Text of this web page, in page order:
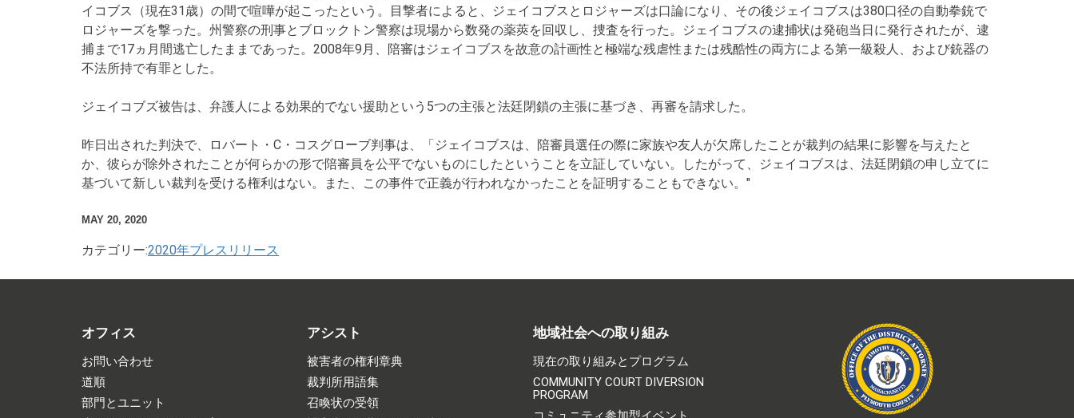
イコブス（現在31歳）の間で喧嘩が起こったという。目撃者によると、ジェイコブスとロジャーズは口論になり、その後ジェイコブスは380口径の自動拳銃で
ロジャーズを撃った。州警察の刑事とブロックトン警察は現場から数発の薬莢を回収し、捜査を行った。ジェイコブスの逮捕状は発砲当日に発行されたが、逮
捕まで17ヵ月間逃亡したままであった。2008年9月、陪審はジェイコブスを故意の計画性と極端な残虐性または残酷性の両方による第一級殺人、および銃器の
不法所持で有罪とした。
ジェイコブズ被告は、弁護人による効果的でない援助という5つの主張と法廷閉鎖の主張に基づき、再審を請求した。
昨日出された判決で、ロバート・C・コスグローブ判事は、「ジェイコブスは、陪審員選任の際に家族や友人が欠席したことが裁判の結果に影響を与えたと
か、彼らが除外されたことが何らかの形で陪審員を公平でないものにしたということを立証していない。したがって、ジェイコブスは、法廷閉鎖の申し立てに
基づいて新しい裁判を受ける権利はない。また、この事件で正義が行われなかったことを証明することもできない。"
MAY 20, 2020
カテゴリー:2020年プレスリリース
オフィス
お問い合わせ
道順
部門とユニット
アシスト
被害者の権利章典
裁判所用語集
召喚状の受領
地域社会への取り組み
現在の取り組みとプログラム
COMMUNITY COURT DIVERSION
PROGRAM